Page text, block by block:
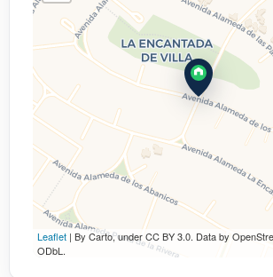
Leaflet | By Carto, under CC BY 3.0. Data by
ODbL.